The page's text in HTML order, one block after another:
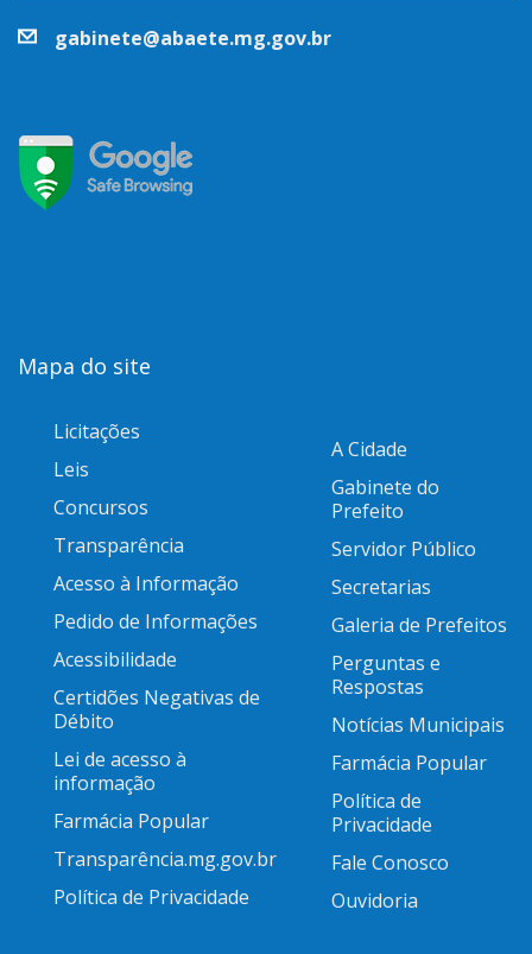
gabinete@abaete.mg.gov.br
Mapa do site
Licitações
Leis
Concursos
Transparência
Acesso à Informação
Pedido de Informações
Acessibilidade
Certidões Negativas de
Débito
Lei de acesso à
informação
Farmácia Popular
Transparência.mg.gov.br
Política de Privacidade
A Cidade
Gabinete do
Prefeito
Servidor Público
Secretarias
Galeria de Prefeitos
Perguntas e
Respostas
Notícias Municipais
Farmácia Popular
Política de
Privacidade
Fale Conosco
Ouvidoria